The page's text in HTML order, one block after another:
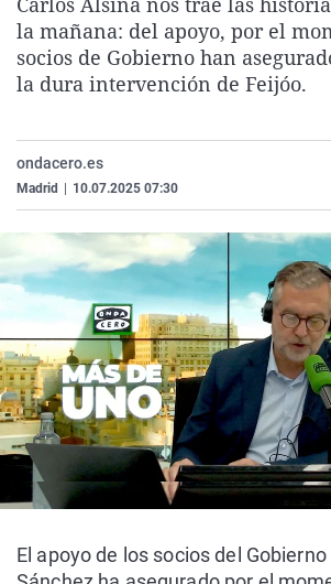
la mañana: del apoyo, por el
socios de Gobierno han
la dura intervención de Feijóo.
ondacero.es
Madrid 10.07.2025 07:30
El apoyo de los socios del